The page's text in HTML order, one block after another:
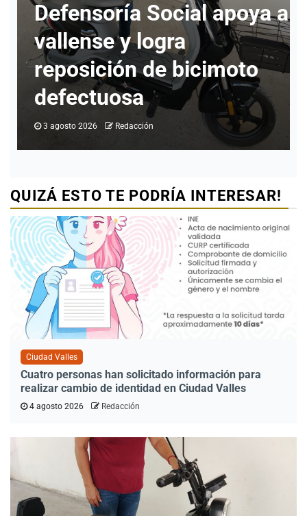
Ciudad Valles
Ciudad Valles alcanza 80
% de ocupación hotelera
al cierre de julio
1 agosto 2026 Redacción
QUIZÁ ESTO TE PODRÍA INTERESAR!
Ciudad Valles
Cuatro personas han solicitado información para
realizar cambio de identidad en Ciudad Valles
4 agosto 2026 Redacción